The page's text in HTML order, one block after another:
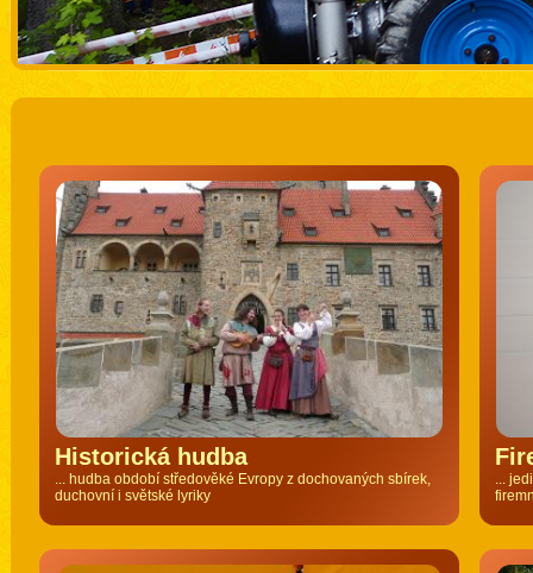
Historická hudba
... hudba období středověké Evropy z dochovaných sbírek,
duchovní i světské lyriky
...